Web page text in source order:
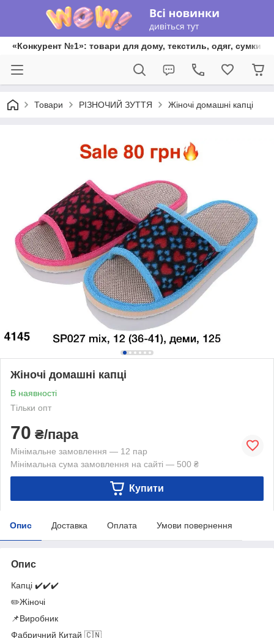
«Конкурент №1»: товари для дому, текстиль, одяг, сумки
Товари РІЗНОЧИЙ ЗУТТЯ Жіночі домашні капці
Жіночі домашні капці
В наявності
Тільки опт
70 ₴/пара
Мінімальне замовлення — 12 пар
Мінімальна сума замовлення на сайті — 500 ₴
Купити
Опис Доставка Оплата Умови повернення
Опис
Капці ✔️✔️✔️
✏️Жіночі
📌Виробник
Фабричний Китай 🇨🇳